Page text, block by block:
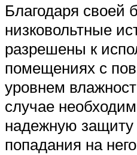
Благодаря своей
низковольтные
разрешены к
помещениях с
уровнем
случае
надежную защиту
попадания на